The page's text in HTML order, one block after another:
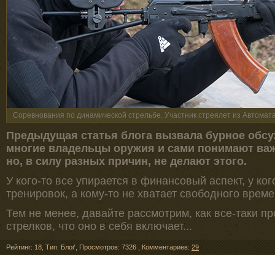
Соревнования по динамической стрельбе. Участник стреялет из
Предыдущая статья блога вызвала бурное
многие владельцы оружия и сами понимают
но, в силу разных причин, не делают этого.
У кого-то все упирается в финансовый аспект, у
тренировок, а кому-то не хватает свободного
Тем не менее, давайте рассмотрим, как все-таки
стрелков, что оно в себя включает...
Рейтинг: 18 Тип: Блоґ Просмотров: 7326 Комментариев: 29